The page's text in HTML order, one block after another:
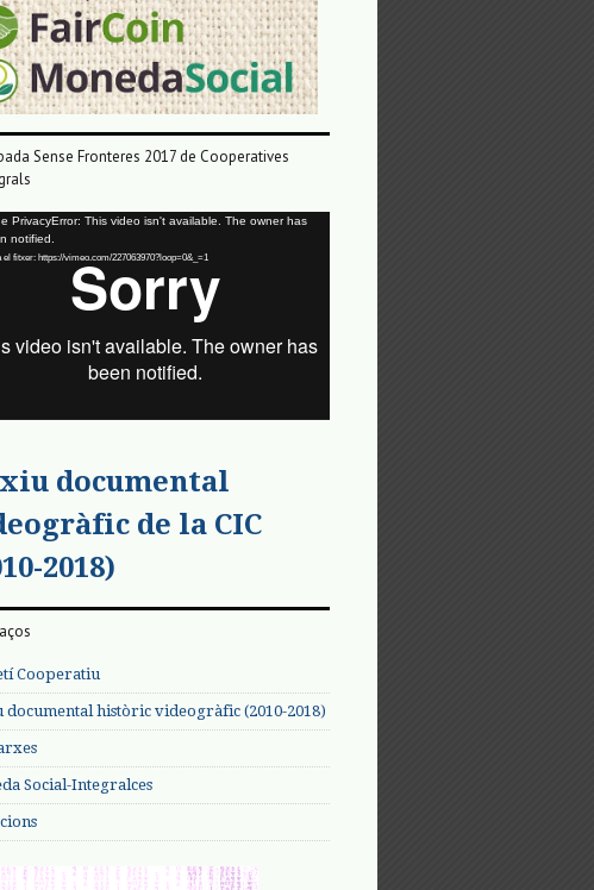
Sense Fronteres 2017 de Cooperatives
PrivacyError: This video isn't available. The owner has
notified.
el fitxer: https://vimeo.com/227063970?loop=0&_=1
documental
de la CIC
2018)
Cooperatiu
documental històric videogràfic (2010-2018)
Social-Integralces